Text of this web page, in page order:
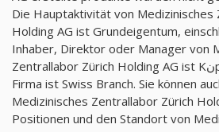
Die Hauptaktivität von Medizinisches
Holding AG ist Grundeigentum,
Inhaber, Direktor oder Manager von
Zentrallabor Zürich Holding AG ist Kنppeli, Franz. Art der
Firma ist Swiss Branch. Sie können
Medizinisches Zentrallabor Zürich
Positionen und den Standort von